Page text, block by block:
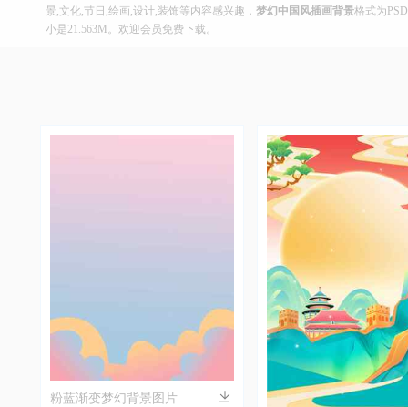
景,文化,节日,绘画,设计,装饰等内容感兴趣， 梦幻中国风插画背景格式为
小是21.563M。欢迎会员免费下载。
粉蓝渐变梦幻背景图片